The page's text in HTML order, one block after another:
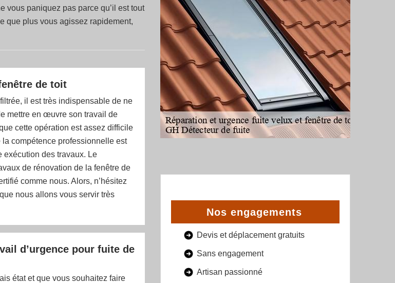
vous paniquez pas parce qu’il est tout
que plus vous agissez rapidement,
de toit
il est très indispensable de ne
mettre en œuvre son travail de
cette opération est assez difficile
la compétence professionnelle est
exécution des travaux. Le
de rénovation de la fenêtre de
comme nous. Alors, n’hésitez
nous allons vous servir très
d’urgence pour fuite de
état et que vous souhaitez faire
Nos engagements
Devis et déplacement gratuits
Sans engagement
Artisan passionné